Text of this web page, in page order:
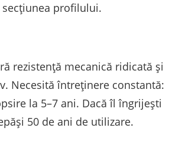
profilului.
rezistență mecanică ridicată și
Necesită întreținere constantă:
la 5–7 ani. Dacă îl îngrijești
50 de ani de utilizare.